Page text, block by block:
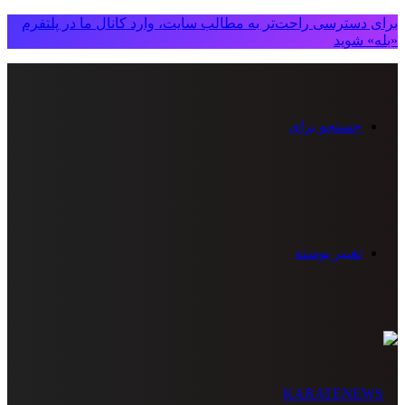
برای دسترسی راحت‌تر به مطالب سایت، وارد کانال ما در پلتفرم
«بله» شوید
جستجو برای
تغییر پوسته